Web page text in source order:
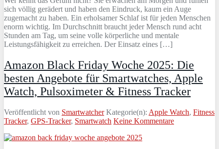
sich völlig gerädert und haben den Eindruck, kaum ein Auge
zugemacht zu haben. Ein erholsamer Schlaf ist für jeden Menschen
enorm wichtig. Im Durchschnitt braucht jeder Mensch rund acht
Stunden am Tag, um seine volle körperliche und mentale
Leistungsfähigkeit zu erreichen. Der Einsatz eines […]
Amazon Black Friday Woche 2025: Die
besten Angebote für Smartwatches, Apple
Watch, Pulsoximeter & Fitness Tracker
Veröffentlicht von Smartwatcher Kategorie(n): Apple Watch, Fitness
Tracker, GPS-Tracker, Smartwatch Keine Kommentare